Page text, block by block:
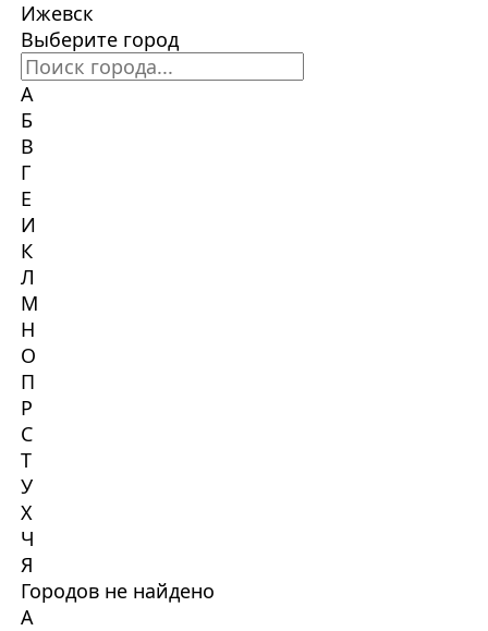
Ижевск
Выберите город
А
Б
В
Г
Е
И
К
Л
М
Н
О
П
Р
С
Т
У
Х
Ч
Я
Городов не найдено
А